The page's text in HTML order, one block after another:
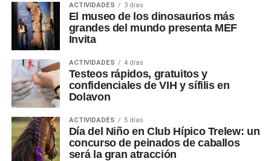
ACTIVIDADES 3 días
El museo de los dinosaurios más
grandes del mundo presenta MEF
Invita
ACTIVIDADES 4 días
Testeos rápidos, gratuitos y
confidenciales de VIH y sífilis en
Dolavon
ACTIVIDADES 5 días
Día del Niño en Club Hípico Trelew: un
concurso de peinados de caballos
será la gran atracción